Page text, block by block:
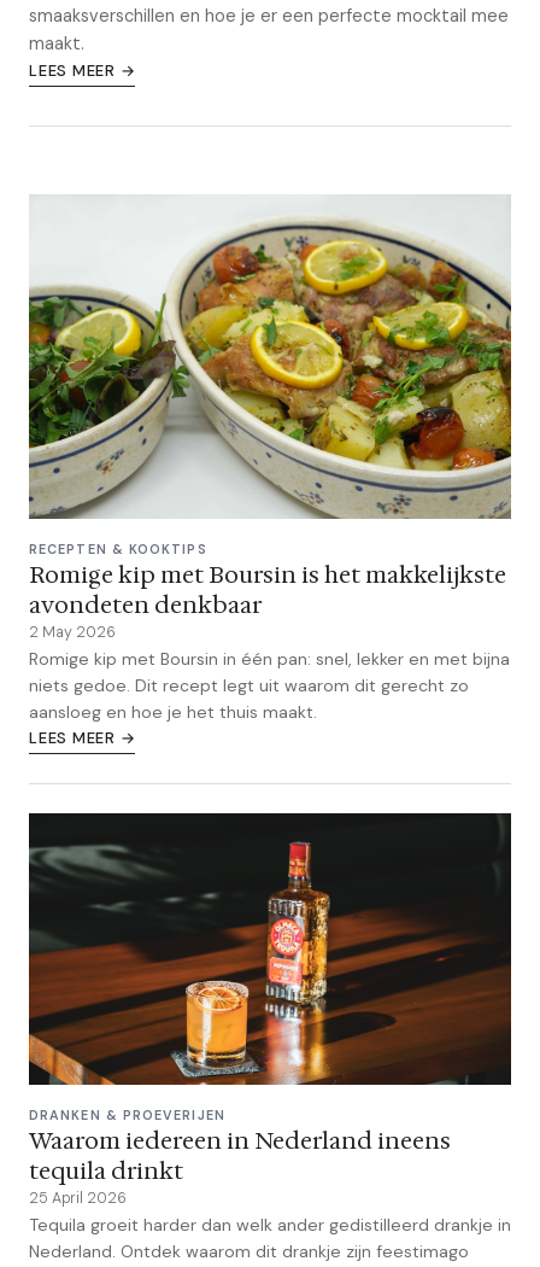
smaaksverschillen en hoe je er een perfecte mocktail mee
maakt.
LEES MEER →
RECEPTEN & KOOKTIPS
Romige kip met Boursin is het makkelijkste
avondeten denkbaar
2 May 2026
Romige kip met Boursin in één pan: snel, lekker en met bijna
niets gedoe. Dit recept legt uit waarom dit gerecht zo
aansloeg en hoe je het thuis maakt.
LEES MEER →
DRANKEN & PROEVERIJEN
Waarom iedereen in Nederland ineens
tequila drinkt
25 April 2026
Tequila groeit harder dan welk ander gedistilleerd drankje in
Nederland. Ontdek waarom dit drankje zijn feestimago